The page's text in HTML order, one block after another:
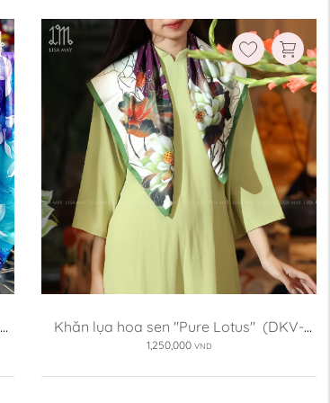
Khăn lụa hoa sen "Pure Lotus"  (DKV-
SX2)
1,250,000 VND